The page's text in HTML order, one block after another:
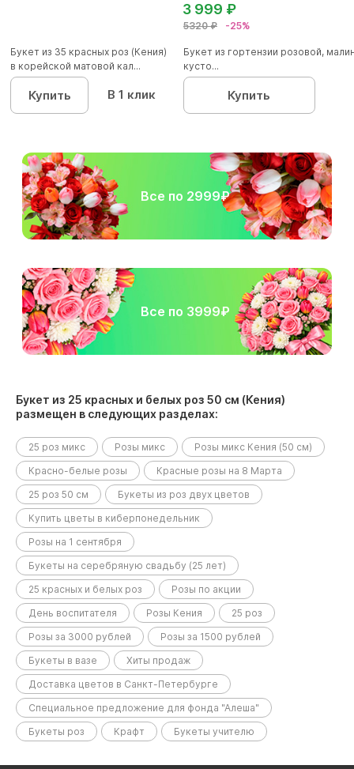
Букет из 35 красных роз (Кения)
в корейской матовой кал...
Купить В 1 клик
5320 ₽ -25%
3 999 ₽
Букет из гортензии розовой,
кусто...
Купить
Все по 2999₽
Все по 3999₽
Букет из 25 красных и белых роз 50 см (Кения)
размещен в следующих разделах:
25 роз микс Розы микс
Розы микс Кения (50 см)
Красно-белые розы
Красные розы на 8 Марта
25 роз 50 см
Букеты из роз двух цветов
Купить цветы в киберпонедельник
Розы на 1 сентября
Букеты на серебряную свадьбу (25 лет)
25 красных и белых роз
Розы по акции
День воспитателя
Розы Кения
25 роз
Розы за 3000 рублей
Розы за 1500 рублей
Букеты в вазе
Хиты продаж
Доставка цветов в Санкт-Петербурге
Специальное предложение для фонда "Алеша"
Букеты роз
Крафт Букеты учителю